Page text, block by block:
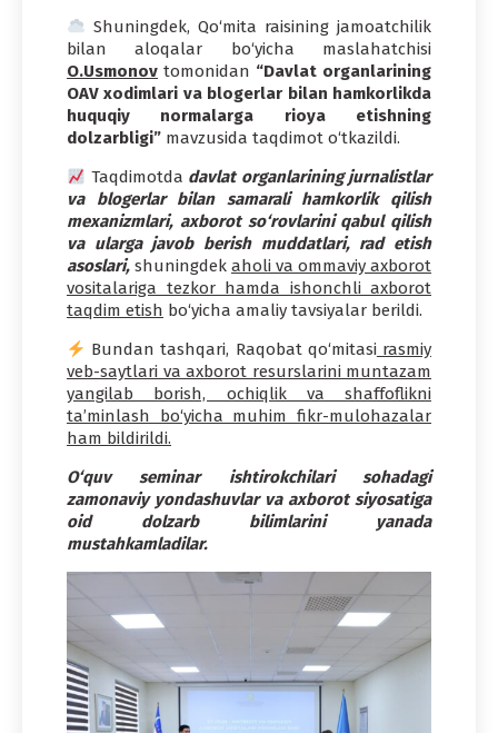
Shuningdek, Qo‘mita raisining jamoatchilik
bilan aloqalar bo‘yicha maslahatchisi
O.Usmonov tomonidan “Davlat organlarining
OAV xodimlari va blogerlar bilan hamkorlikda
huquqiy normalarga rioya etishning
dolzarbligi” mavzusida taqdimot o‘tkazildi.
Taqdimotda davlat organlarining jurnalistlar
va blogerlar bilan samarali hamkorlik qilish
mexanizmlari, axborot so‘rovlarini qabul qilish
va ularga javob berish muddatlari, rad etish
asoslari, shuningdek aholi va ommaviy axborot
vositalariga tezkor hamda ishonchli axborot
taqdim etish bo‘yicha amaliy tavsiyalar berildi.
Bundan tashqari, Raqobat qo‘mitasirasmiy
veb-saytlari va axborot resurslarini muntazam
yangilab borish, ochiqlik va shaffoflikni
ta’minlash bo‘yicha muhim fikr-mulohazalar
ham bildirildi.
O‘quv seminar ishtirokchilari sohadagi
zamonaviy yondashuvlar va axborot siyosatiga
oid dolzarb bilimlarini yanada
mustahkamladilar.